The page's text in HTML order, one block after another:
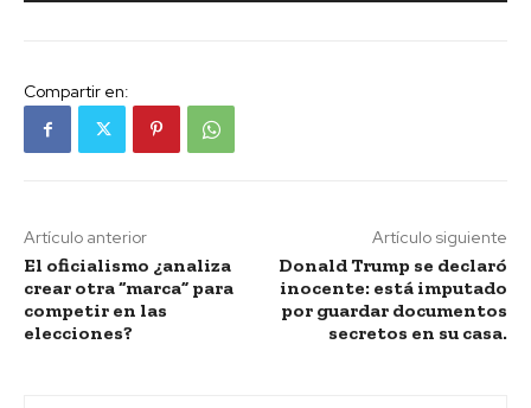
Compartir en:
Artículo anterior
El oficialismo ¿analiza
crear otra “marca” para
competir en las
elecciones?
Artículo siguiente
Donald Trump se declaró
inocente: está imputado
por guardar documentos
secretos en su casa.